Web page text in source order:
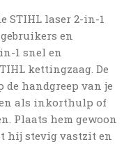
STIHL laser 2-in-1
en
1 snel en
kettingzaag. De
de handgreep van je
als inkorthulp of
Plaats hem gewoon
hij stevig vastzit en